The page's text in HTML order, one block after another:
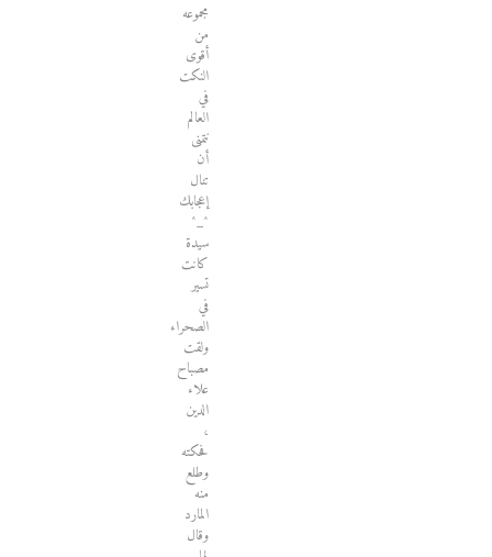
مجموعه
من
أقوى
النكت
في
العالم
نتمنى
أن
تنال
إعجابك
^_^
سيدة
كانت
تسير
في
الصحراء
ولقت
مصباح
علاء
الدين
،
فحكته
وطلع
منه
المارد
وقال